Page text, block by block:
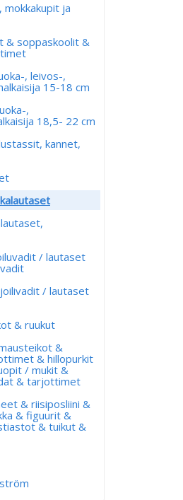
mokkakupit ja
& soppaskoolit &
, leivos-,
15-18 cm
,
18,5- 22 cm
kannet,
/ lautaset
/ lautaset
& ruukut
&
& hillopurkit
/ mukit &
& tarjottimet
& riisiposliini &
& figuurit &
& tuikut &